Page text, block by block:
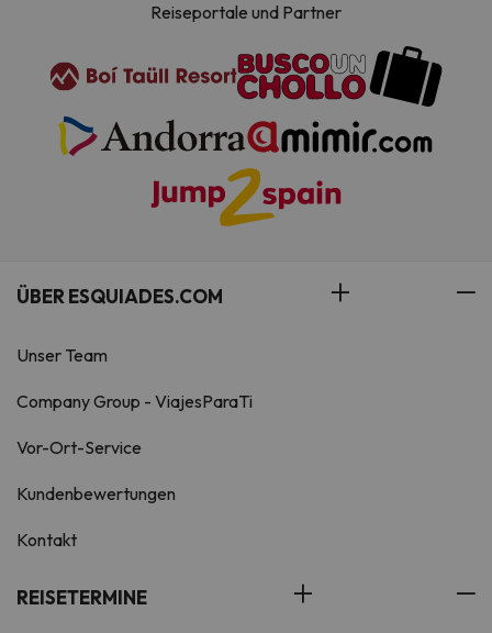
Reiseportale und Partner
ÜBER ESQUIADES.COM
Unser Team
Company Group - ViajesParaTi
Vor-Ort-Service
Kundenbewertungen
Kontakt
REISETERMINE